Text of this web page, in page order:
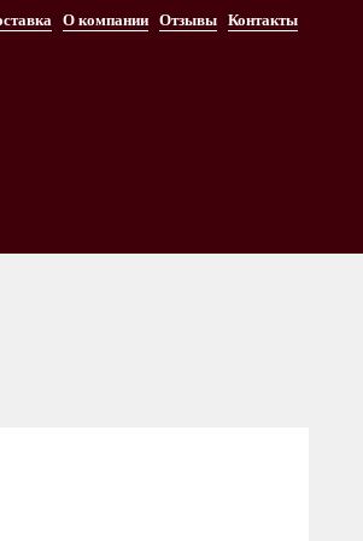
О компании Отзывы Контакты